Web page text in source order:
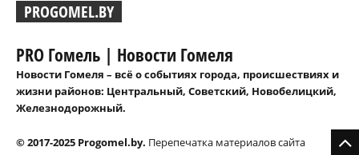
PROGOMEL.BY
PRO Гомель | Новости Гомеля
Новости Гомеля – всё о событиях города, происшествиях и
жизни районов: Центральный, Советский, Новобелицкий,
Железнодорожный.
© 2017-2025 Progomel.by. Перепечатка материалов сайта